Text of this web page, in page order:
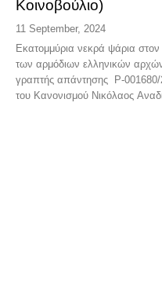
Κοινοβούλιο)
11 September, 2024
Εκατομμύρια νεκρά ψάρια
των αρμόδιων ελληνικών αρχών Ερώτηση προτεραιότητας με
γραπτής απάντησης P-
του Κανονισμού Νικόλαος